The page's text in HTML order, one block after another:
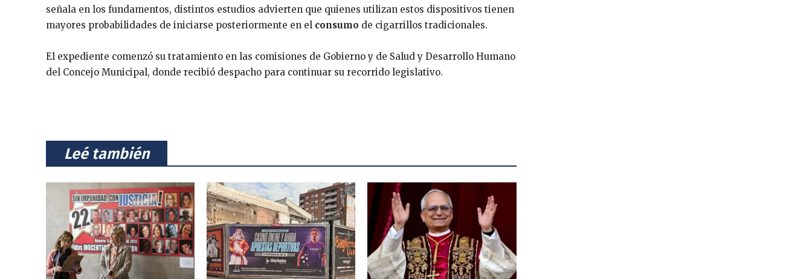
señala en los fundamentos, distintos estudios advierten que quienes utilizan estos dispositivos tienen
mayores probabilidades de iniciarse posteriormente en el consumo de cigarrillos tradicionales.
El expediente comenzó su tratamiento en las comisiones de Gobierno y de Salud y Desarrollo Humano
del Concejo Municipal, donde recibió despacho para continuar su recorrido legislativo.
⠀Leé también⠀